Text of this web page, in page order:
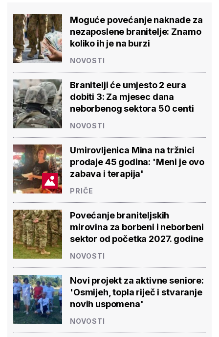
Moguće povećanje naknade za
nezaposlene branitelje: Znamo
koliko ih je na burzi
NOVOSTI
Branitelji će umjesto 2 eura
dobiti 3: Za mjesec dana
neborbenog sektora 50 centi
NOVOSTI
Umirovljenica Mina na tržnici
prodaje 45 godina: 'Meni je ovo
zabava i terapija'
PRIČE
Povećanje braniteljskih
mirovina za borbeni i neborbeni
sektor od početka 2027. godine
NOVOSTI
Novi projekt za aktivne seniore:
'Osmijeh, topla riječ i stvaranje
novih uspomena'
NOVOSTI